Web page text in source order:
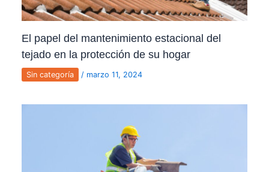
El papel del mantenimiento estacional del
tejado en la protección de su hogar
Sin categoría / marzo 11, 2024